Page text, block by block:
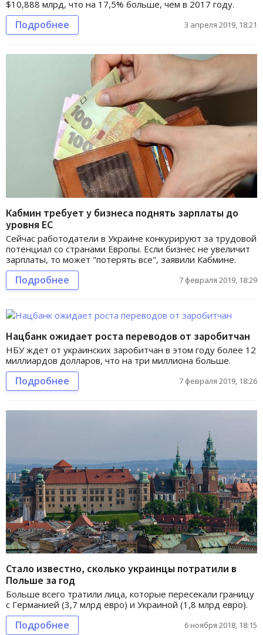
$10,888 млрд, что на 17,5% больше, чем в 2017 году.
Подробнее 3 апреля 2019, 18:21
Кабмин требует у бизнеса поднять зарплаты до
уровня ЕС
Сейчас работодатели в Украине конкурируют за трудовой
потенциал со странами Европы. Если бизнес не увеличит
зарплаты, то может "потерять все", заявили Кабмине.
Подробнее 7 февраля 2019, 18:29
Нацбанк ожидает роста переводов от заробитчан
НБУ ждет от украинских заробитчан в этом году более 12
миллиардов долларов, что на три миллиона больше.
Подробнее 7 февраля 2019, 18:26
Стало известно, сколько украинцы потратили в
Польше за год
Больше всего тратили лица, которые пересекали границу
с Германией (3,7 млрд евро) и Украиной (1,8 млрд евро).
Подробнее 6 ноября 2018, 18:15